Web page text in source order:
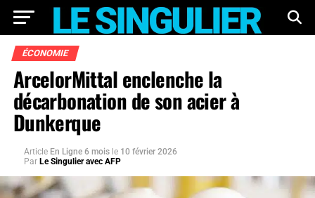
ÉCONOMIE
ArcelorMittal enclenche la
décarbonation de son acier à
Dunkerque
Article En Ligne 6 mois le 10 février 2026
Par Le Singulier avec AFP